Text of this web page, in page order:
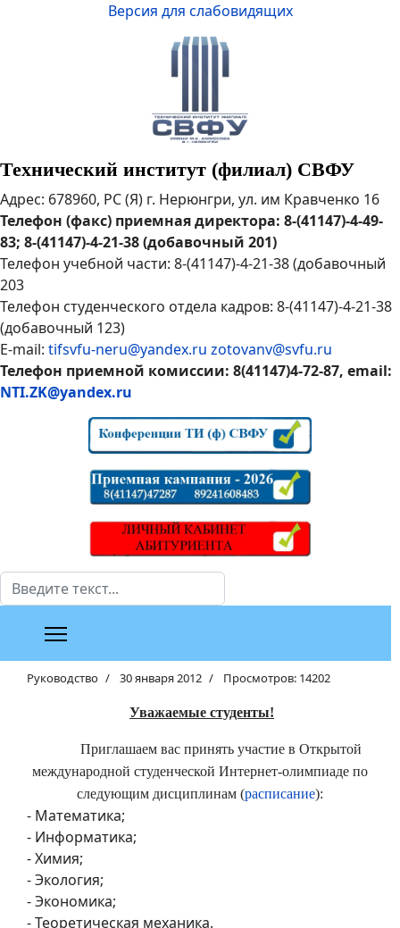
Версия для слабовидящих
Технический институт (филиал) СВФУ
Адрес: 678960, РС (Я) г. Нерюнгри, ул. им Кравченко 16
Телефон (факс) приемная директора: 8-(41147)-4-49-
83; 8-(41147)-4-21-38 (добавочный 201)
Телефон учебной части: 8-(41147)-4-21-38 (добавочный
203
Телефон студенческого отдела кадров: 8-(41147)-4-21-38
(добавочный 123)
E-mail: tifsvfu-neru@yandex.ru zotovanv@svfu.ru
Телефон приемной комиссии: 8(41147)4-72-87, email:
NTI.ZK@yandex.ru
Поиск
Руководство 30 января 2012 Просмотров: 14202
Уважаемые студенты!
Приглашаем вас принять участие в Открытой
международной студенческой Интернет-олимпиаде по
следующим дисциплинам (расписание):
- Математика;
- Информатика;
- Химия;
- Экология;
- Экономика;
- Теоретическая механика.